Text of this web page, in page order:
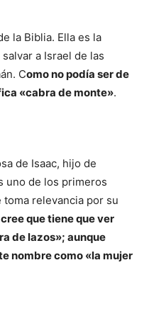
la Biblia. Ella es la
a Israel de las
Como no podía ser de
«cabra de monte».
de Isaac, hijo de
uno de los primeros
relevancia por su
que tiene que ver
de lazos»; aunque
nombre como «la mujer